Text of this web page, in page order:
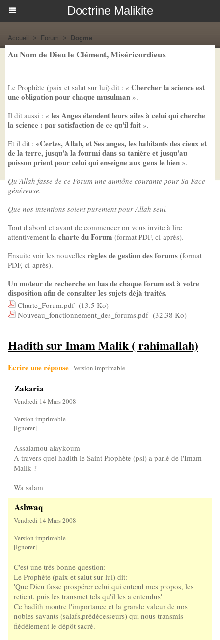
Doctrine Malikite
Accueil > Forum > Dogme
Au Nom de Dieu le Clément, Miséricordieux
Le Prophète (paix et salut sur lui) dit : « Chercher la science est
une obligation pour chaque musulman ».
Il dit aussi : « les Anges étendent leurs ailes à celui qui cherche
la science : par satisfaction de ce qu'il fait ».
Et il dit : «Certes, Allah, et Ses anges, les habitants des cieux et
de la terre, jusqu'à la fourmi dans sa tanière et jusqu'au
poisson prient pour celui qui enseigne aux gens le bien ».
Qu’Allah fasse de ce Forum une aumône courante pour Sa Face
généreuse.
Que nos intentions soient purement pour Allah seul.
Tout d'abord et avant de commencer on vous invite à lire
attentivement la charte du Forum (format PDF, ci-après).
Ensuite voir les nouvelles règles de gestion des forums (format
PDF, ci-après).
Un moteur de recherche en bas de chaque forum est à votre
disposition afin de consulter les sujets déjà traités.
Charte_Forum.pdf (13.5 Ko)
Nouveau_fonctionnement_des_forums.pdf (32.38 Ko)
Hadith sur Imam Malik ( rahimallah)
Ecrire une réponse Version imprimable
Zakaria
Vendredi 14 Mars 2008
Version imprimable
[Ignorer]
Assalamou alaykoum
A travers quel hadith le Saint Prophète (psl) a parlé de l'Imam
Malik ?
Wa salam
Ashwaq
Vendredi 14 Mars 2008
Version imprimable
[Ignorer]
C'est une trés bonne question:
Le Prophète (paix et salut sur lui) dit:
'Que Dieu fasse prospérer celui qui entend mes propos, les
retient, puis les transmet tels qu'il les a entendus'
Ce hadîth montre l'importance et la grande valeur de nos
nobles savants (salafs,prédécesseurs) qui nous transmis
fiédélement le dépôt sacré.